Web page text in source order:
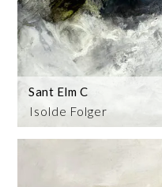
Isolde Folger
Sant Elm C